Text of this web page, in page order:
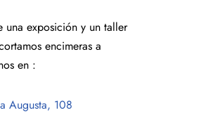
una exposición y un taller
encimeras a
en :
Augusta, 108